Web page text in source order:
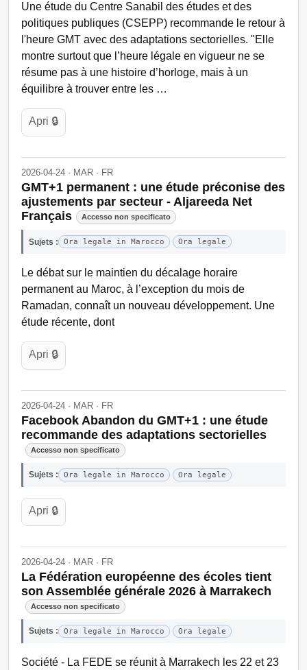
Une étude du Centre Sanabil des études et des
politiques publiques (CSEPP) recommande le retour à
l'heure GMT avec des adaptations sectorielles. "Elle
montre surtout que l’heure légale en vigueur ne se
résume pas à une histoire d’horloge, mais à un
équilibre à trouver entre les …
Apri 🔒
2026-04-24 · MAR · FR
GMT+1 permanent : une étude préconise des
ajustements par secteur - Aljareeda Net
Français
Accesso non specificato
Sujets : Ora legale in Marocco Ora legale
Le débat sur le maintien du décalage horaire
permanent au Maroc, à l’exception du mois de
Ramadan, connaît un nouveau développement. Une
étude récente, dont
Apri 🔒
2026-04-24 · MAR · FR
Facebook Abandon du GMT+1 : une étude
recommande des adaptations sectorielles
Accesso non specificato
Sujets : Ora legale in Marocco Ora legale
Apri 🔒
2026-04-24 · MAR · FR
La Fédération européenne des écoles tient
son Assemblée générale 2026 à Marrakech
Accesso non specificato
Sujets : Ora legale in Marocco Ora legale
Société - La FEDE se réunit à Marrakech les 22 et 23